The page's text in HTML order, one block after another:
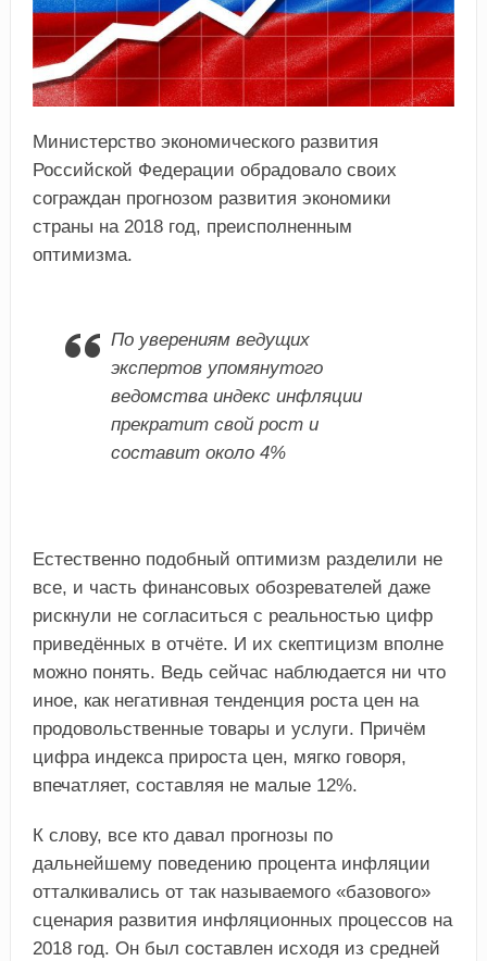
Министерство экономического развития
Российской Федерации обрадовало своих
сограждан прогнозом развития экономики
страны на 2018 год, преисполненным
оптимизма.
По уверениям ведущих
экспертов упомянутого
ведомства индекс инфляции
прекратит свой рост и
составит около 4%
Естественно подобный оптимизм разделили не
все, и часть финансовых обозревателей даже
рискнули не согласиться с реальностью цифр
приведённых в отчёте. И их скептицизм вполне
можно понять. Ведь сейчас наблюдается ни что
иное, как негативная тенденция роста цен на
продовольственные товары и услуги. Причём
цифра индекса прироста цен, мягко говоря,
впечатляет, составляя не малые 12%.
К слову, все кто давал прогнозы по
дальнейшему поведению процента инфляции
отталкивались от так называемого «базового»
сценария развития инфляционных процессов на
2018 год. Он был составлен исходя из средней